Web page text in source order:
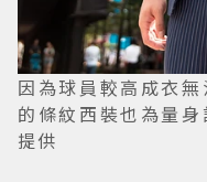
因為球員較高成衣
的條紋西裝也為量
提供